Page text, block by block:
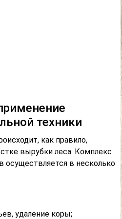
техники
как правило,
вырубки леса. Комплекс
осуществляется в несколько
удаление коры;